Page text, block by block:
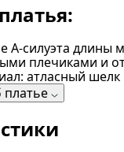
А-силуэта длины
плечиками и
атласный шелк